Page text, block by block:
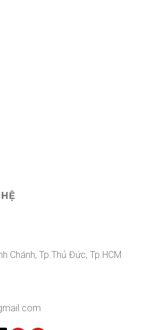
Chánh, Tp.Thủ Đức, Tp.HCM